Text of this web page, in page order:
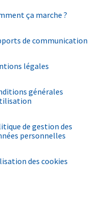
ça marche ?
de communication
légales
générales
de gestion des
personnelles
des cookies